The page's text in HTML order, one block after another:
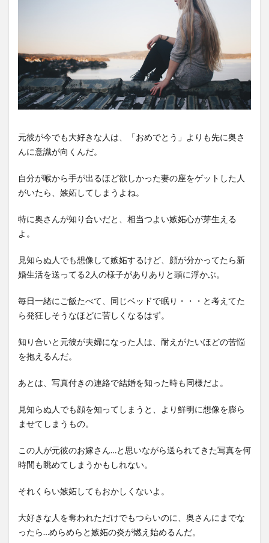
元彼が今でも大好きな人は、「おめでとう」よりも先に奥さ
んに意識が向くんだ。
自分が喉から手が出るほど欲しかった妻の座をゲットした人
がいたら、嫉妬してしまうよね。
特に奥さんが知り合いだと、相当つよい嫉妬心が芽生える
よ。
見知らぬ人でも想像して嫉妬するけど、顔が分かってたら新
婚生活を送ってる2人の様子がありありと頭に浮かぶ。
毎日一緒にご飯たべて、同じベッドで眠り・・・と考えてた
ら発狂しそうなほどに苦しくなるはず。
知り合いと元彼が夫婦になった人は、耐えがたいほどの苦悩
を抱えるんだ。
あとは、写真付きの連絡で結婚を知った時も同様だよ。
見知らぬ人でも顔を知ってしまうと、より鮮明に想像を膨ら
ませてしまうもの。
この人が元彼のお嫁さん…と思いながら送られてきた写真を何
時間も眺めてしまうかもしれない。
それくらい嫉妬してもおかしくないよ。
大好きな人を奪われただけでもつらいのに、奥さんにまでな
ったら…めらめらと嫉妬の炎が燃え始めるんだ。